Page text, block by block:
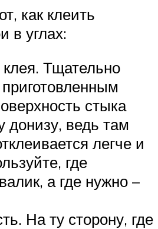
как клеить
в углах:
Тщательно
стыка
донизу, ведь там
легче и
где
а где нужно –
На ту сторону, где